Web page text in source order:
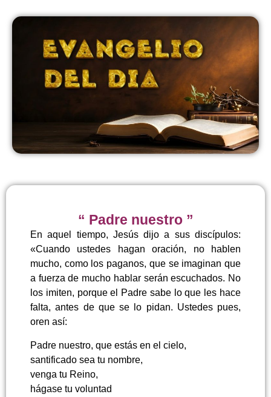
“ Padre nuestro ”
En aquel tiempo, Jesús dijo a sus discípulos:
«Cuando ustedes hagan oración, no hablen
mucho, como los paganos, que se imaginan que
a fuerza de mucho hablar serán escuchados. No
los imiten, porque el Padre sabe lo que les hace
falta, antes de que se lo pidan. Ustedes pues,
oren así:
Padre nuestro, que estás en el cielo,
santificado sea tu nombre,
venga tu Reino,
hágase tu voluntad